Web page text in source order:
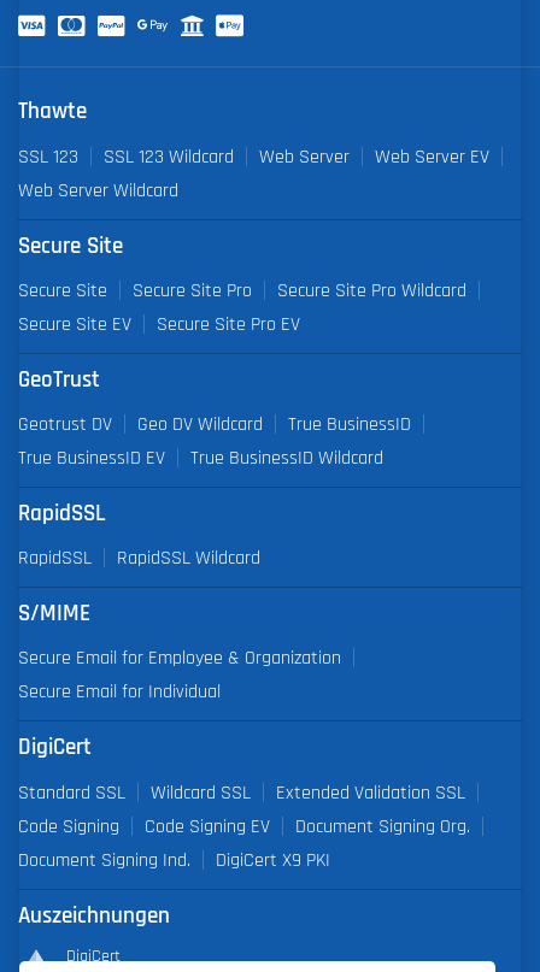
Thawte
SSL 123 SSL 123 Wildcard Web Server
Web Server EV
Web Server Wildcard
Secure Site
Secure Site Secure Site Pro
Secure Site Pro Wildcard
Secure Site EV
Secure Site Pro EV
GeoTrust
Geotrust DV Geo DV Wildcard
True BusinessID
True BusinessID EV
True BusinessID Wildcard
RapidSSL
RapidSSL RapidSSL Wildcard
S/MIME
Secure Email for Employee & Organization
Secure Email for Individual
DigiCert
Standard SSL Wildcard SSL
Extended Validation SSL
Code Signing
Code Signing EV
Document Signing Org.
Document Signing Ind.
DigiCert X9 PKI
Auszeichnungen
DigiCert